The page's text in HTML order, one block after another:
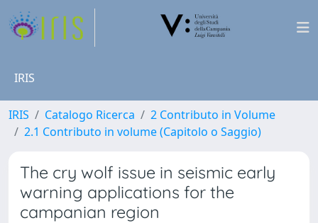
IRIS
IRIS Catalogo Ricerca
2 Contributo in Volume
2.1 Contributo in volume (Capitolo o Saggio)
The cry wolf issue in seismic early
warning applications for the
campanian region